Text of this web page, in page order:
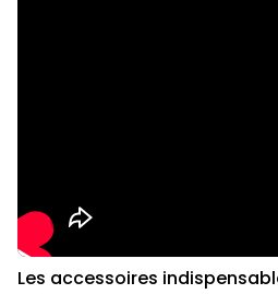
Les accessoires